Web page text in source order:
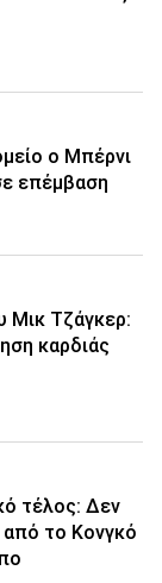
ο Μπέρνι
επέμβαση
Μικ Τζάγκερ:
καρδιάς
τέλος: Δεν
από το Κονγκό